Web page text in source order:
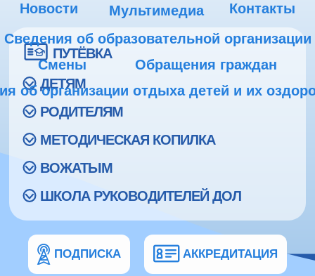
Новости Мультимедиа
Контакты
Сведения об образовательной организации
Смены
Обращения граждан
об организации отдыха детей и их
ПУТЁВКА
ДЕТЯМ
РОДИТЕЛЯМ
МЕТОДИЧЕСКАЯ КОПИЛКА
ВОЖАТЫМ
ШКОЛА РУКОВОДИТЕЛЕЙ ДОЛ
ПОДПИСКА АККРЕДИТАЦИЯ